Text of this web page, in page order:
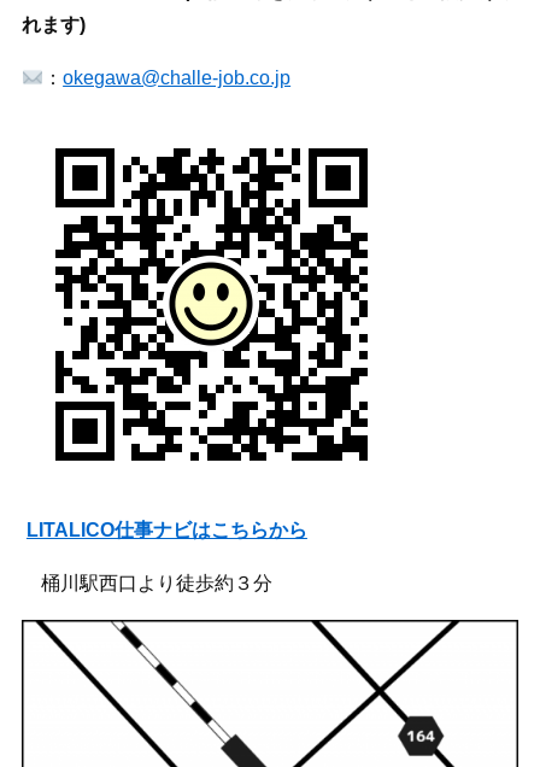
れます)
：okegawa@challe-job.co.jp
LITALICO仕事ナビはこちらから
桶川駅西口より徒歩約３分